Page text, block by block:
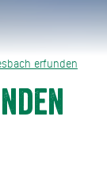
erfunden